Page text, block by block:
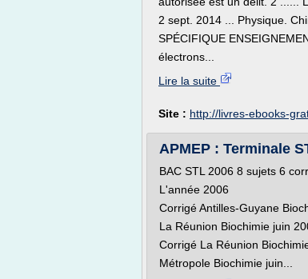
2 sept. 2014 ... Physique.
SPÉCIFIQUE
électrons...
Lire la suite
Site : http://livres-ebooks-
APMEP : Terminale
BAC STL 2006 8 sujets 6
L'année 2006
Corrigé Antilles-Guyane
La Réunion Biochimie juin
Corrigé La Réunion
Métropole Biochimie juin...